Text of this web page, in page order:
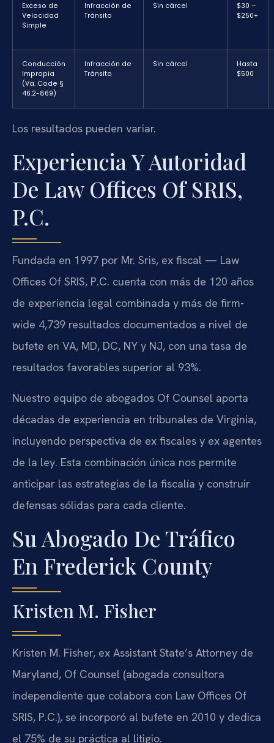
Exceso de
Velocidad
Simple
Infracción de
Tránsito
Sin cárcel
$30 –
$250+
Conducción
Impropia
(Va. Code §
46.2-869)
Infracción de
Tránsito
Sin cárcel
Hasta
$500
Los resultados pueden variar.
Experiencia Y Autoridad
De Law Offices Of SRIS,
P.C.
Fundada en 1997 por Mr. Sris, ex fiscal — Law
Offices Of SRIS, P.C. cuenta con más de 120 años
de experiencia legal combinada y más de firm-
wide 4,739 resultados documentados a nivel de
bufete en VA, MD, DC, NY y NJ, con una tasa de
resultados favorables superior al 93%.
Nuestro equipo de abogados Of Counsel aporta
décadas de experiencia en tribunales de Virginia,
incluyendo perspectiva de ex fiscales y ex agentes
de la ley. Esta combinación única nos permite
anticipar las estrategias de la fiscalía y construir
defensas sólidas para cada cliente.
Su Abogado De Tráfico
En Frederick County
Kristen M. Fisher
Kristen M. Fisher, ex Assistant State’s Attorney de
Maryland, Of Counsel (abogada consultora
independiente que colabora con Law Offices Of
SRIS, P.C.), se incorporó al bufete en 2010 y dedica
el 75% de su práctica al litigio.